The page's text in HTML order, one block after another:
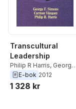
Transcultural
Leadership
Philip R Harris, George
F Simons ,Carmen
Vazquez
E-bok 2012
1 328 kr